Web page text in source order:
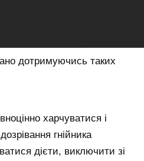
дотримуючись таких
харчуватися і
гнійника
дієти, виключити зі